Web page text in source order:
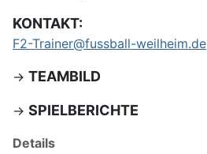
KONTAKT:
F2-Trainer@fussball-weilheim.de
-> TEAMBILD
-> SPIELBERICHTE
Details